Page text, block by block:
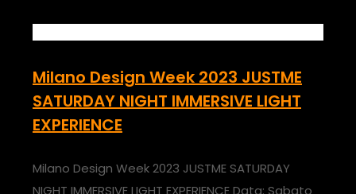
Milano Design Week 2023 JUSTME
SATURDAY NIGHT IMMERSIVE LIGHT
EXPERIENCE
Milano Design Week 2023 JUSTME SATURDAY
NIGHT IMMERSIVE LIGHT EXPERIENCE Data: Sabato